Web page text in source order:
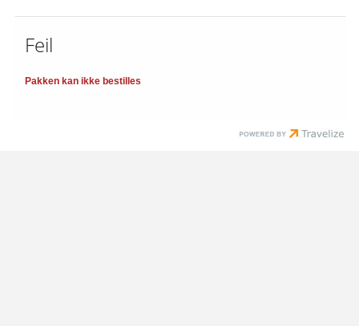
Feil
Pakken kan ikke bestilles